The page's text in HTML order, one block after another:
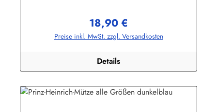
bekleidung.de
Regulärer Preis:
18,90 €
Preise inkl. MwSt. zzgl. Versandkosten
Details